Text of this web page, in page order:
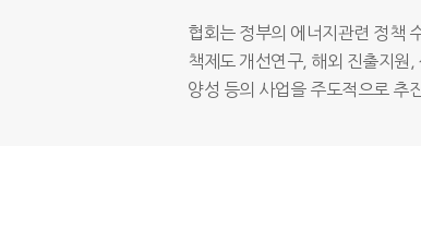
협회는 정부의 에너지관련 정책
책제도 개선연구, 해외 진출지원,
양성 등의 사업을 주도적으로 추